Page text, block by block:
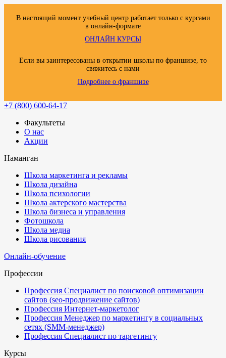
В настоящий момент учебный центр работает только с курсами
в онлайн-формате
ОНЛАЙН КУРСЫ
Если вы заинтересованы в открытии школы по франшизе, то
свяжитесь с нами
Подробнее о франшизе
+7 (800) 600-64-17
Факультеты
О нас
Акции
Наманган
Школа маркетинга и рекламы
Школа дизайна
Школа психологии
Школа актерского мастерства
Школа бизнеса и управления
Фотошкола
Школа медиа
Школа рисования
Онлайн-обучение
Профессии
Профессия Специалист по поисковой оптимизации
сайтов (seo-продвижение сайтов)
Профессия Интернет-маркетолог
Профессия Менеджер по маркетингу в социальных
сетях (SMM-менеджер)
Профессия Специалист по таргетингу
Курсы